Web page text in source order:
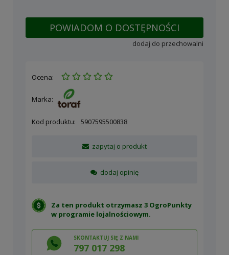
POWIADOM O DOSTĘPNOŚCI
dodaj do przechowalni
Ocena:
Marka:
Kod produktu: 5907595500838
zapytaj o produkt
dodaj opinię
Za ten produkt otrzymasz 3 OgroPunkty
w programie lojalnościowym.
SKONTAKTUJ SIĘ Z NAMI
797 017 298